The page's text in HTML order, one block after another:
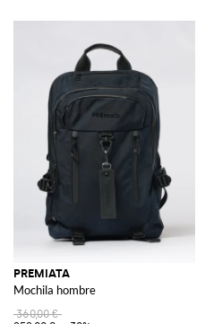
PREMIATA
Mochila hombre
360,00 €